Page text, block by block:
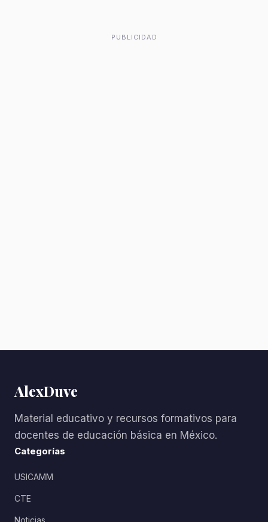
PUBLICIDAD
AlexDuve
Material educativo y recursos formativos para
docentes de educación básica en México.
Categorías
USICAMM
CTE
Noticias